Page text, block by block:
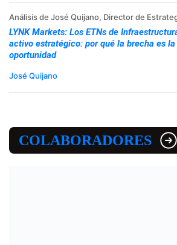
Análisis de José Quijano, Director de
LYNK Markets: Los ETNs de
activo estratégico: por qué la brecha es la
oportunidad
José Quijano
COLABORADORES